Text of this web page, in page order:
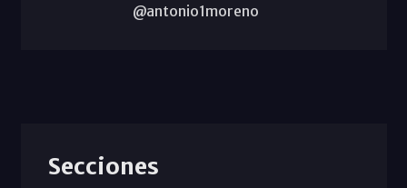
@antonio1moreno
Secciones